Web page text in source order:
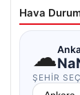
Hava
☁
ŞEHIR SEÇ